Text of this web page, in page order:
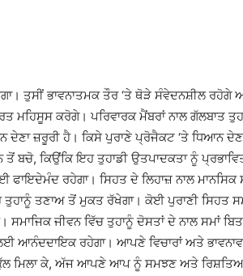
ਤੁਸੀਂ ਭਾਵਨਾਤਮਕ ਤੌਰ ‘ਤੇ ਥੋੜੇ ਸੰਵੇਦਨਸ਼ੀਲ ਰਹੋਗੇ
ਕਰੋਗੇ। ਪਰਿਵਾਰਕ ਮੈਂਬਰਾਂ ਨਾਲ ਗੱਲਬਾਤ
ਜ਼ਰੂਰੀ ਹੈ। ਕਿਸੇ ਪੁਰਾਣੇ ਪ੍ਰੋਜੈਕਟ ‘ਤੇ ਧਿਆਨ ਦੇਣ
ਬਚੋ, ਕਿਉਂਕਿ ਇਹ ਤੁਹਾਡੀ ਉਤਪਾਦਕਤਾ ਨੂੰ
ਫਾਇਦੇਮੰਦ ਰਹੇਗਾ। ਸਿਹਤ ਦੇ ਲਿਹਾਜ਼ ਨਾਲ
ਤਣਾਅ ਤੋਂ ਮੁਕਤ ਰੱਖੇਗਾ। ਕੋਈ ਪੁਰਾਣੀ ਸਿਹਤ
ਜੀਵਨ ਵਿੱਚ ਤੁਹਾਨੂੰ ਦੋਸਤਾਂ ਦੇ ਨਾਲ ਸਮਾਂ
ਆਨੰਦਦਾਇਕ ਰਹੇਗਾ। ਆਪਣੇ ਵਿਚਾਰਾਂ ਅਤੇ
ਮਿਲਾ ਕੇ, ਅੱਜ ਆਪਣੇ ਆਪ ਨੂੰ ਸਮਝਣ ਅਤੇ